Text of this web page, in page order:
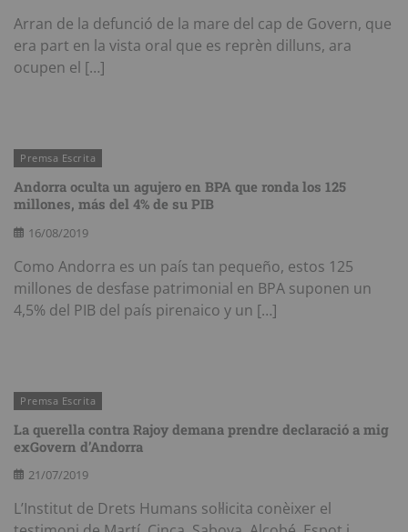
Arran de la defunció de la mare del cap de Govern, que
era part en la vista oral que es reprèn dilluns, ara
ocupen el […]
Premsa Escrita
Andorra oculta un agujero en BPA que ronda los 125
millones, más del 4% de su PIB
16/08/2019
Como Andorra es un país tan pequeño, estos 125
millones de desfase patrimonial en BPA suponen un
4,5% del PIB del país pirenaico y un […]
Premsa Escrita
La querella contra Rajoy demana prendre declaració a mig
exGovern d’Andorra
21/07/2019
L’Institut de Drets Humans sol·licita conèixer el